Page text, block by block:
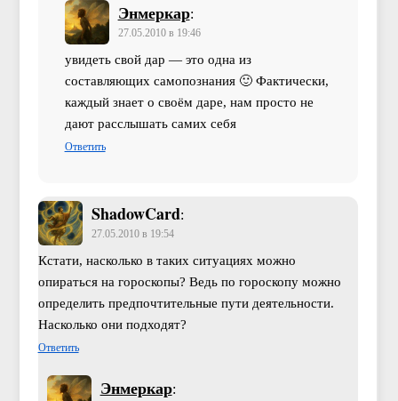
Энмеркар:
27.05.2010 в 19:46
увидеть свой дар — это одна из
составляющих самопознания 🙂 Фактически,
каждый знает о своём даре, нам просто не
дают расслышать самих себя
Ответить
ShadowCard:
27.05.2010 в 19:54
Кстати, насколько в таких ситуациях можно
опираться на гороскопы? Ведь по гороскопу можно
определить предпочтительные пути деятельности.
Насколько они подходят?
Ответить
Энмеркар: